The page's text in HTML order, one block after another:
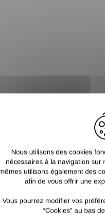
Nous utilisons des cookies
nécessaires à la navigation sur
mêmes utilisons également des
afin de vous offrir une
Vous pourrez modifier vos
“Cookies” au bas